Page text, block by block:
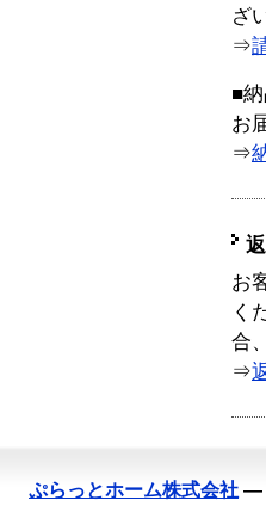
ざ
⇒
■
お
⇒
お
く
合
⇒
ぷらっとホーム株式会社 —